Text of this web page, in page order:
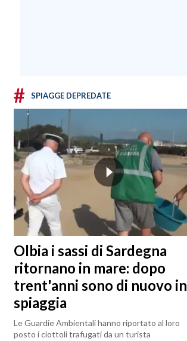
# SPIAGGE DEPREDATE
Olbia i sassi di Sardegna
ritornano in mare: dopo
trent'anni sono di nuovo in
spiaggia
Le Guardie Ambientali hanno riportato al loro
posto i ciottoli trafugati da un turista